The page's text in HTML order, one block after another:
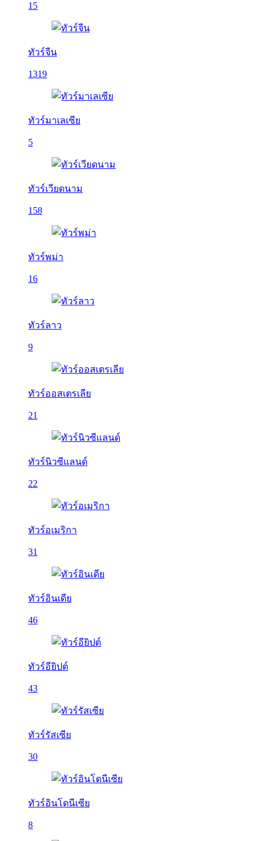
15
ทัวร์จีน
1319
ทัวร์มาเลเซีย
5
ทัวร์เวียดนาม
158
ทัวร์พม่า
16
ทัวร์ลาว
9
ทัวร์ออสเตรเลีย
21
ทัวร์นิวซีแลนด์
22
ทัวร์อเมริกา
31
ทัวร์อินเดีย
46
ทัวร์อียิปต์
43
ทัวร์รัสเซีย
30
ทัวร์อินโดนีเซีย
8